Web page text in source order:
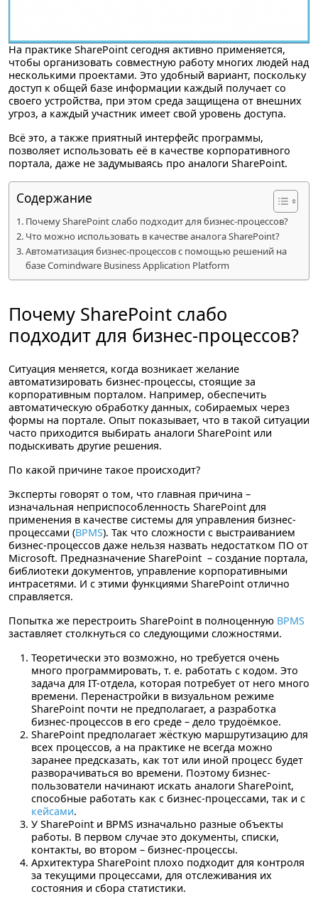
На практике SharePoint сегодня активно применяется,
чтобы организовать совместную работу многих людей над
несколькими проектами. Это удобный вариант, поскольку
доступ к общей базе информации каждый получает со
своего устройства, при этом среда защищена от внешних
угроз, а каждый участник имеет свой уровень доступа.
Всё это, а также приятный интерфейс программы,
позволяет использовать её в качестве корпоративного
портала, даже не задумываясь про аналоги SharePoint.
Содержание
Почему SharePoint слабо подходит для бизнес-процессов?
Что можно использовать в качестве аналога SharePoint?
Автоматизация бизнес-процессов с помощью решений на
базе Comindware Business Application Platform
Почему SharePoint слабо
подходит для бизнес-процессов?
Ситуация меняется, когда возникает желание
автоматизировать бизнес-процессы, стоящие за
корпоративным порталом. Например, обеспечить
автоматическую обработку данных, собираемых через
формы на портале. Опыт показывает, что в такой ситуации
часто приходится выбирать аналоги SharePoint или
подыскивать другие решения.
По какой причине такое происходит?
Эксперты говорят о том, что главная причина –
изначальная неприспособленность SharePoint для
применения в качестве системы для управления бизнес-
процессами (BPMS). Так что сложности с выстраиванием
бизнес-процессов даже нельзя назвать недостатком ПО от
Microsoft. Предназначение SharePoint – создание портала,
библиотеки документов, управление корпоративными
интрасетями. И с этими функциями SharePoint отлично
справляется.
Попытка же перестроить SharePoint в полноценную BPMS
заставляет столкнуться со следующими сложностями.
Теоретически это возможно, но требуется очень
много программировать, т. е. работать с кодом. Это
задача для IT-отдела, которая потребует от него много
времени. Перенастройки в визуальном режиме
SharePoint почти не предполагает, а разработка
бизнес-процессов в его среде – дело трудоёмкое.
SharePoint предполагает жёсткую маршрутизацию для
всех процессов, а на практике не всегда можно
заранее предсказать, как тот или иной процесс будет
разворачиваться во времени. Поэтому бизнес-
пользователи начинают искать аналоги SharePoint,
способные работать как с бизнес-процессами, так и с
кейсами.
У SharePoint и BPMS изначально разные объекты
работы. В первом случае это документы, списки,
контакты, во втором – бизнес-процессы.
Архитектура SharePoint плохо подходит для контроля
за текущими процессами, для отслеживания их
состояния и сбора статистики.